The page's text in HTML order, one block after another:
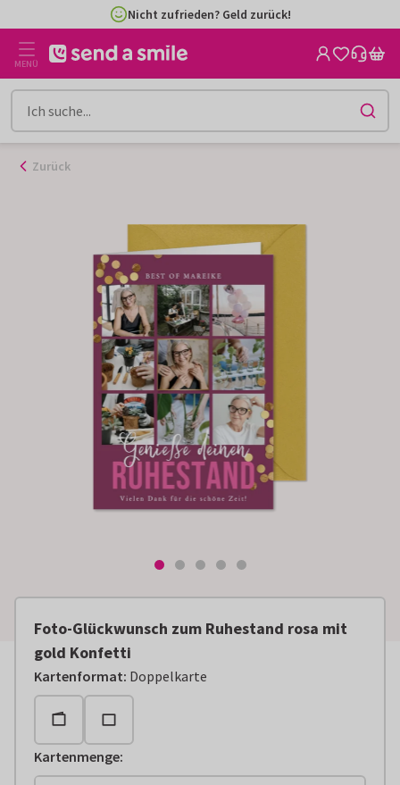
Inhalt
gehen
Nicht zufrieden? Geld zurück!
MENÜ
Zurück
Foto-Glückwunsch zum Ruhestand rosa mit
gold Konfetti
Kartenformat: Doppelkarte
Kartenmenge: